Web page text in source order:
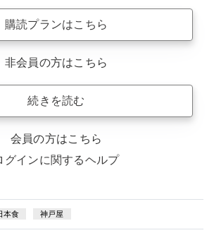
購読プランはこちら
非会員の方はこちら
続きを読む
会員の方はこちら
グインに関するヘルプ
本食 神戸屋